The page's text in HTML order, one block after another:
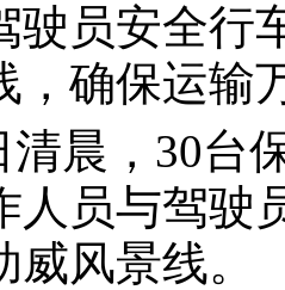
驶员安全行
，确保运输
清晨，30台
人员与驾驶
威风景线。